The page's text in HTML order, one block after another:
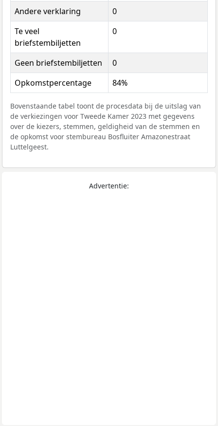
Andere verklaring
0
Te veel
briefstembiljetten
0
Geen briefstembiljetten
0
Opkomstpercentage
84%
Bovenstaande tabel toont de procesdata bij de uitslag van
de verkiezingen voor Tweede Kamer 2023 met gegevens
over de kiezers, stemmen, geldigheid van de stemmen en
de opkomst voor stembureau Bosfluiter Amazonestraat
Luttelgeest.
Advertentie: